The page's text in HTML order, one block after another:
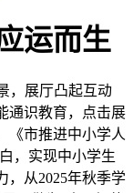
运而生
展厅凸起互动
通识教育，点击展
《市推进中小学人
，实现中小学生
，从2025年秋季学